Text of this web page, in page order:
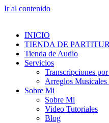
Ir al contenido
INICIO
TIENDA DE
Tienda de Audio
Servicios
Transcripciones
Arreglos
Sobre Mi
Sobre Mi
Video Tutoriales
Blog